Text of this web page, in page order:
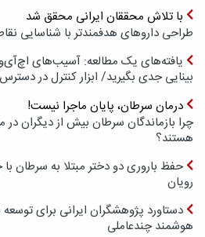
با تلاش محققان ایرانی محقق شد
طراحی داروهای هدفمندتر با شناسایی
یافته‌های یک مطالعه: آسیب‌های
بینایی جدی بگیرید/ ابزار کنترل در
درمان سرطان، پایان ماجرا نیست!
چرا بازماندگان سرطان بیش از دیگران
هستند؟
حفظ باروری دو دختر مبتلا به سرطان
رویان
دستاورد پژوهشگران ایرانی برای
هوشمند چندعاملی